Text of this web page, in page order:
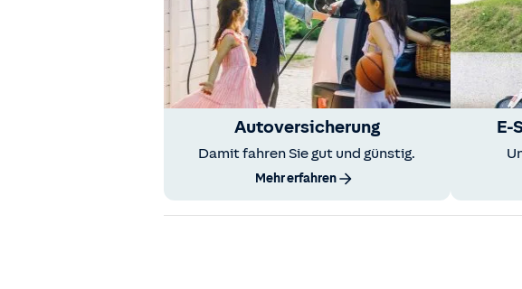
Autoversicherung
Damit fahren Sie gut und günstig.
Mehr erfahren
E-